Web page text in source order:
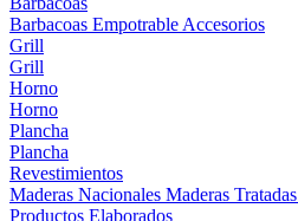
Barbacoas Empotrable Accesorios
Grill
Grill
Horno
Horno
Plancha
Plancha
Revestimientos
Maderas Nacionales Maderas Tratadas
Productos Elaborados